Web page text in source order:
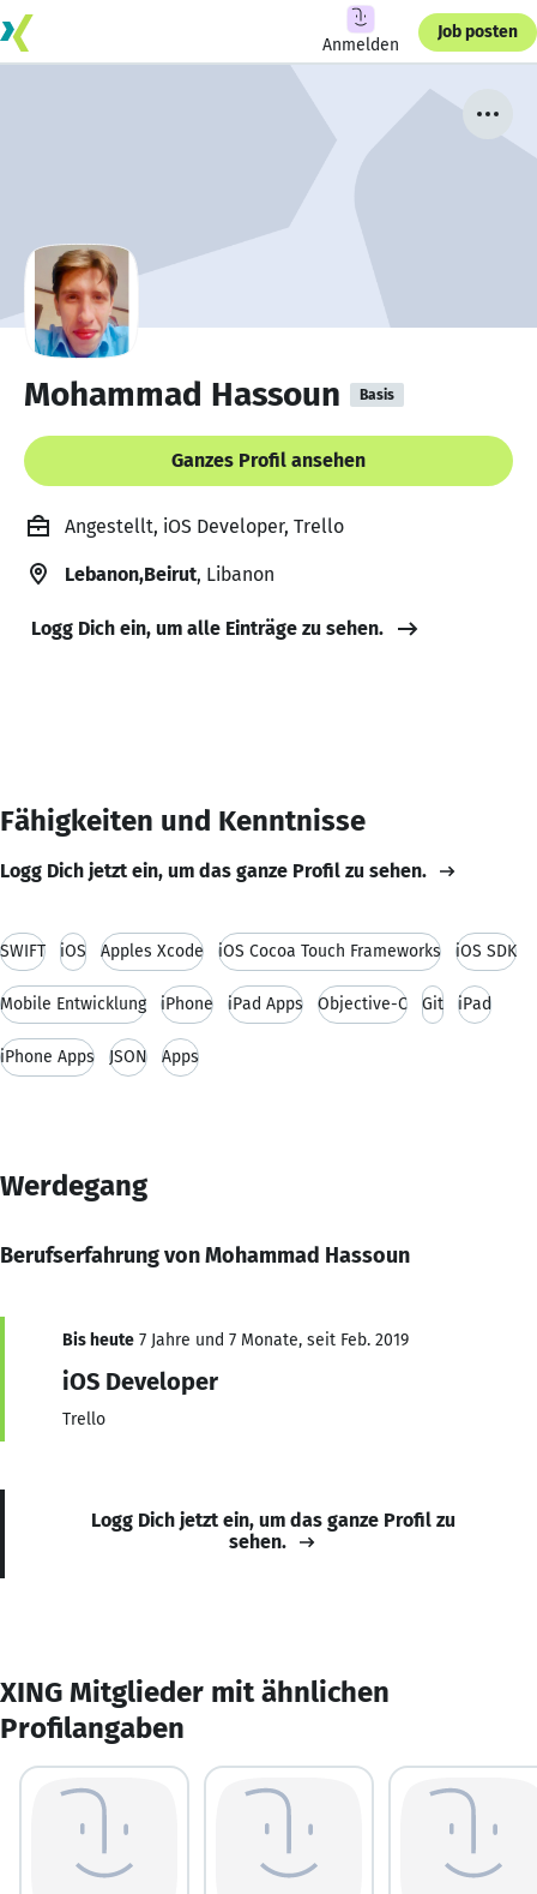
Anmelden
Job posten
Mohammad Hassoun Basis
Ganzes Profil ansehen
Angestellt, iOS Developer, Trello
Lebanon,Beirut, Libanon
Logg Dich ein, um alle Einträge zu sehen.
Fähigkeiten und Kenntnisse
Logg Dich jetzt ein, um das ganze Profil zu sehen.
SWIFT iOS Apples Xcode iOS Cocoa Touch Frameworks iOS SDK
Mobile Entwicklung iPhone iPad Apps Objective-C Git iPad
iPhone Apps JSON Apps
Werdegang
Berufserfahrung von Mohammad Hassoun
Bis heute 7 Jahre und 7 Monate, seit Feb. 2019
iOS Developer
Trello
Logg Dich jetzt ein, um das ganze Profil zu
sehen.
XING Mitglieder mit ähnlichen
Profilangaben